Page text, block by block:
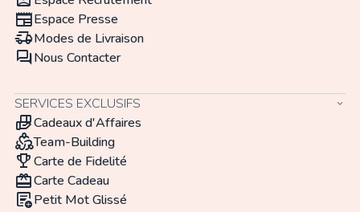
newspaperEspace Presse
delivery_truck_speedModes de Livraison
forumNous Contacter
SERVICES EXCLUSIFS keyboard_arrow_down
hand_packageCadeaux d'Affaires
diversity_2Team-Building
trophyCarte de Fidelité
redeemCarte Cadeau
add_notesPetit Mot Glissé